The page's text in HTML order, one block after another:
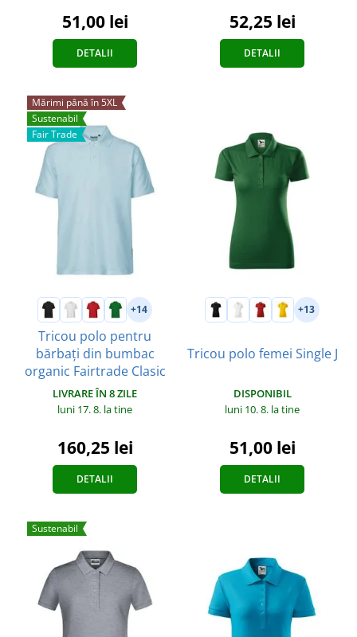
51,00 lei
DETALII
52,25 lei
DETALII
Mărimi până în 5XL
Sustenabil
Fair Trade
+14
Tricou polo pentru
bărbați din bumbac
organic Fairtrade Clasic
LIVRARE ÎN 8 ZILE
luni 17. 8. la tine
160,25 lei
DETALII
+13
Tricou polo femei Single J
DISPONIBIL
luni 10. 8. la tine
51,00 lei
DETALII
Sustenabil